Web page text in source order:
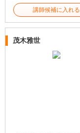
講師候補に入れる
茂木雅世